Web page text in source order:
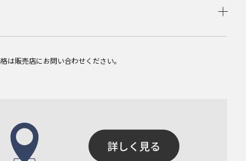
は販売店にお問い合わせください。